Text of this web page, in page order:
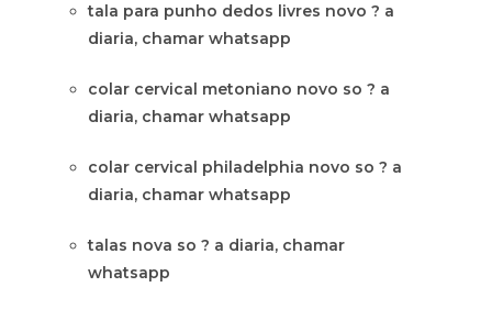
tala para punho dedos livres novo ? a
diaria, chamar whatsapp
colar cervical metoniano novo so ? a
diaria, chamar whatsapp
colar cervical philadelphia novo so ? a
diaria, chamar whatsapp
talas nova so ? a diaria, chamar
whatsapp